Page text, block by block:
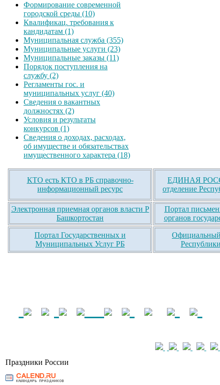
Формирование современной
городской среды (10)
Квалификац. требования к
кандидатам (1)
Муниципальная служба (355)
Муниципальные услуги (23)
Муниципальные заказы (11)
Порядок поступления на
службу (2)
Регламенты гос. и
муниципальных услуг (40)
Сведения о вакантных
должностях (2)
Условия и результаты
конкурсов (1)
Сведения о доходах, расходах,
об имуществе и обязательствах
имущественного характера (18)
КТО есть КТО в РБ справочно-
информационный ресурс
ЕДИНАЯ
отделение
Электронная приемная органов власти Р
Башкортостан
Портал
органов
Портал Государственных и
Муниципальных Услуг РБ
Официальный
Праздники России